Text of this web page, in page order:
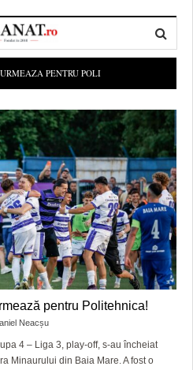
PENTRU POLI
pentru Politehnica!
Neacșu
4 – Liga 3, play-off, s-au încheiat
Minaurului din Baia Mare. A fost o